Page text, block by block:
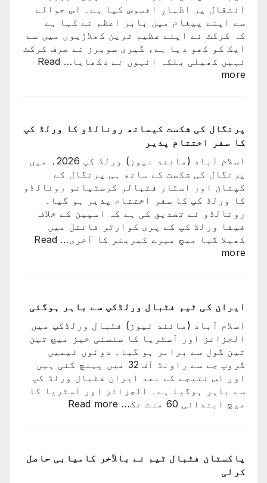
کھیلے
گا
وہ
ٹیم
میں
انتقال پر اظہارِ افسوس کیا ہے۔ اس حوالے
سے اپنے پیغام میں بابر اعظم نے کہا ہے
کہ کرکٹ نے اپنے عظیم ترین کھلاڑیوں میں سے
ایک کو کھو دیا ہے، گیری سوبرز نے صرف کرکٹ
نہیں کھیلی بلکہ انہوں نے دکھایا… Read
more
:
عظیم
ترین
کھلاڑیوں
میں
سے
ایک
کو
کھو
دیا:
بابر
اعظم
پرتگال کی شکست کیساتھ رونالڈو کا ورلڈ کپ
کا سفر اختتام پذیر
اسلام آباد (مانند نیوز) ورلڈ کپ 2026ء میں
پرتگال کی شکست کے ساتھ ہی پرتگال کے
کپتان اور اسٹار فٹبالر کرسٹیانو رونالڈو
کا ورلڈ کپ کا سفر اختتام پذیر ہو گیا۔
رونالڈو نے تصدیق کی ہے کہ اسپین کے خلاف
فیفا ورلڈ کپ کے پری کوارٹر فائنل میں
کھیلا گیا میچ میرے کیریئر کا آخری… Read
more
:
کیساتھ
کا
ورلڈ
کپ
کا
سفر
اختتام
پذیر
ایران کی ٹیم فٹبال ورلڈکپ سے باہر ہوگئی
اسلام آباد (مانند نیوز) فٹبال ورلڈکپ میں
الجزائز اور آسٹریا کا سنسنی خیز میچ تین
تین گول سے برابر ہو گیا۔ دونوں ٹیمیں
گروپ جے سے راونڈ آف 32 میں پہنچ گئی ہیں
اور اس نتیجے کے بعد ایران فٹبال ورلڈ کپ
سے باہر ہوگیا ہے۔ الجزائز اور آسٹریا کا
میچ ابتدائی 60 منٹ تک…
Read more
فٹبال
پاکستان فٹبال ٹیم نے بالآخر کامیابی حاصل
کرلی